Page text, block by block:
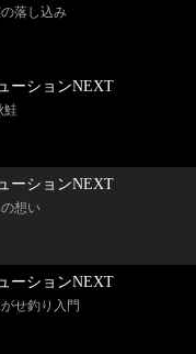
落し込み
ーションNEXT
鮭
ーションNEXT
想い
ーションNEXT
せ釣り入門